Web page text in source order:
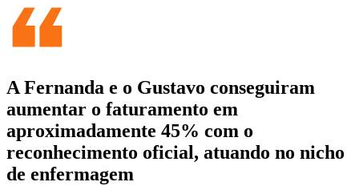
A Fernanda e o Gustavo conseguiram
aumentar o faturamento em
aproximadamente 45% com o
reconhecimento oficial, atuando no nicho
de enfermagem